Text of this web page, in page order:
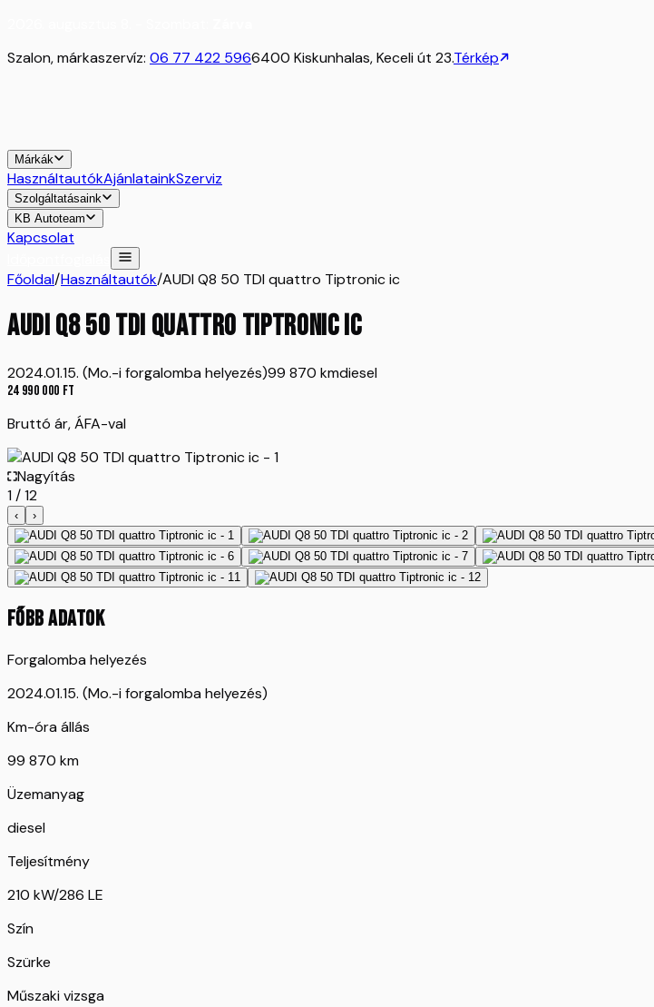
Szalon, márkaszervíz: 06 77 422 5966400 Kiskunhalas, Keceli út 23.Térkép
Márkák
HasználtautókAjánlatainkSzerviz
Szolgáltatásaink
KB Autoteam
Kapcsolat
Főoldal/Használtautók/AUDI Q8 50 TDI quattro Tiptronic ic
AUDI Q8 50 TDI quattro Tiptronic ic
2024.01.15. (Mo.-i forgalomba helyezés)99 870 kmdiesel
24 990 000 Ft
Bruttó ár, ÁFA-val
Nagyítás
1/12
‹ ›
FŐBB ADATOK
Forgalomba helyezés
2024.01.15. (Mo.-i forgalomba helyezés)
Km-óra állás
99 870 km
Üzemanyag
diesel
Teljesítmény
210 kW/286 LE
Szín
Szürke
Műszaki vizsga